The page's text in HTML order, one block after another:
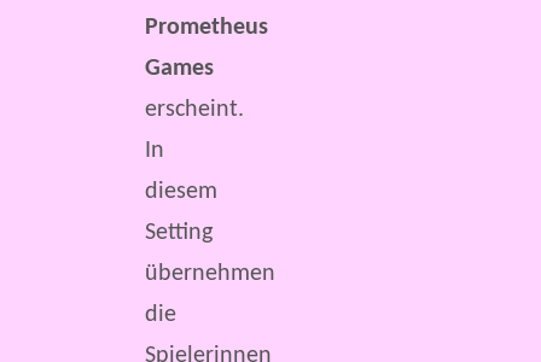
Prometheus
Games
erscheint.
In
diesem
Setting
übernehmen
die
Spielerinnen